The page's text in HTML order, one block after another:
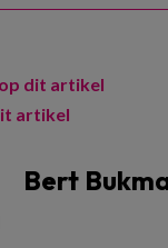
dit artikel
artikel
Bert